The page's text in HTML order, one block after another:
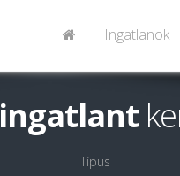
Ingatlanok
ingatlant
Típus